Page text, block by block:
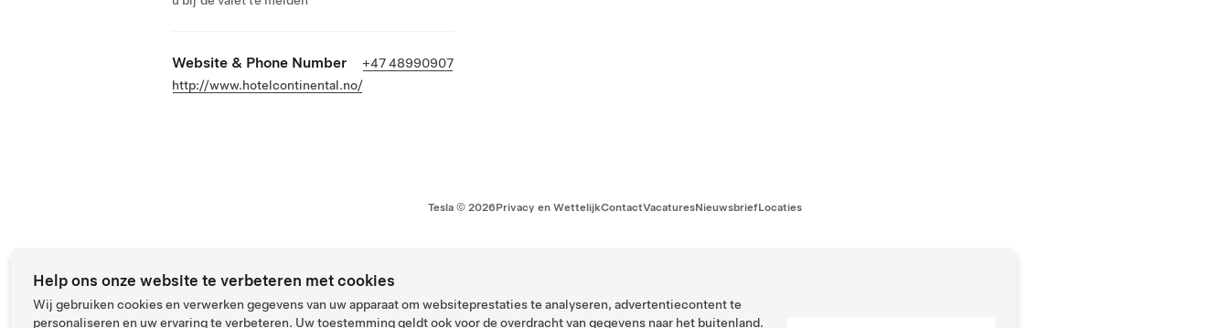
Website & Phone Number
+47 48990907
http://www.hotelcontinental.no/
Tesla © 2026Privacy en WettelijkContactVacaturesNieuwsbriefLocaties
Help ons onze website te verbeteren met cookies
Wij gebruiken cookies en verwerken gegevens van uw apparaat om websiteprestaties te analyseren, advertentiecontent te
personaliseren en uw ervaring te verbeteren. Uw toestemming geldt ook voor de overdracht van gegevens naar het buitenland.